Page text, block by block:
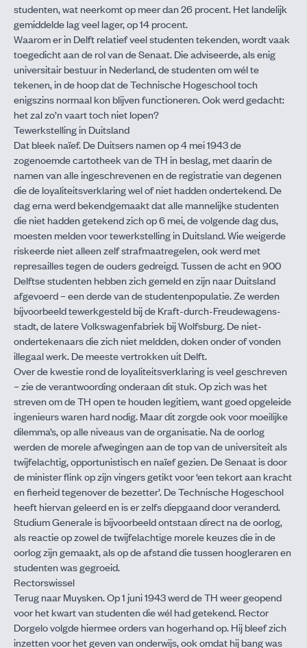
studenten, wat neerkomt op meer dan 26 procent. Het landelijk
gemiddelde lag veel lager, op 14 procent.
Waarom er in Delft relatief veel studenten tekenden, wordt vaak
toegedicht aan de rol van de Senaat. Die adviseerde, als enig
universitair bestuur in Nederland, de studenten om wél te
tekenen, in de hoop dat de Technische Hogeschool toch
enigszins normaal kon blijven functioneren. Ook werd gedacht:
het zal zo’n vaart toch niet lopen?
Tewerkstelling in Duitsland
Dat bleek naïef. De Duitsers namen op 4 mei 1943 de
zogenoemde cartotheek van de TH in beslag, met daarin de
namen van alle ingeschrevenen en de registratie van degenen
die de loyaliteitsverklaring wel of niet hadden ondertekend. De
dag erna werd bekendgemaakt dat alle mannelijke studenten
die niet hadden getekend zich op 6 mei, de volgende dag dus,
moesten melden voor tewerkstelling in Duitsland. Wie weigerde
riskeerde niet alleen zelf strafmaatregelen, ook werd met
represailles tegen de ouders gedreigd. Tussen de acht en 900
Delftse studenten hebben zich gemeld en zijn naar Duitsland
afgevoerd – een derde van de studentenpopulatie. Ze werden
bijvoorbeeld tewerkgesteld bij de Kraft-durch-Freudewagens-
stadt, de latere Volkswagenfabriek bij Wolfsburg. De niet-
ondertekenaars die zich niet meldden, doken onder of vonden
illegaal werk. De meeste vertrokken uit Delft.
Over de kwestie rond de loyaliteitsverklaring is veel geschreven
– zie de verantwoording onderaan dit stuk. Op zich was het
streven om de TH open te houden legitiem, want goed opgeleide
ingenieurs waren hard nodig. Maar dit zorgde ook voor moeilijke
dilemma’s, op alle niveaus van de organisatie. Na de oorlog
werden de morele afwegingen aan de top van de universiteit als
twijfelachtig, opportunistisch en naïef gezien. De Senaat is door
de minister flink op zijn vingers getikt voor ‘een tekort aan kracht
en fierheid tegenover de bezetter’. De Technische Hogeschool
heeft hiervan geleerd en is er zelfs diepgaand door veranderd.
Studium Generale is bijvoorbeeld ontstaan direct na de oorlog,
als reactie op zowel de twijfelachtige morele keuzes die in de
oorlog zijn gemaakt, als op de afstand die tussen hoogleraren en
studenten was gegroeid.
Rectorswissel
Terug naar Muysken. Op 1 juni 1943 werd de TH weer geopend
voor het kwart van studenten die wél had getekend. Rector
Dorgelo volgde hiermee orders van hogerhand op. Hij bleef zich
inzetten voor het geven van onderwijs, ook omdat hij bang was